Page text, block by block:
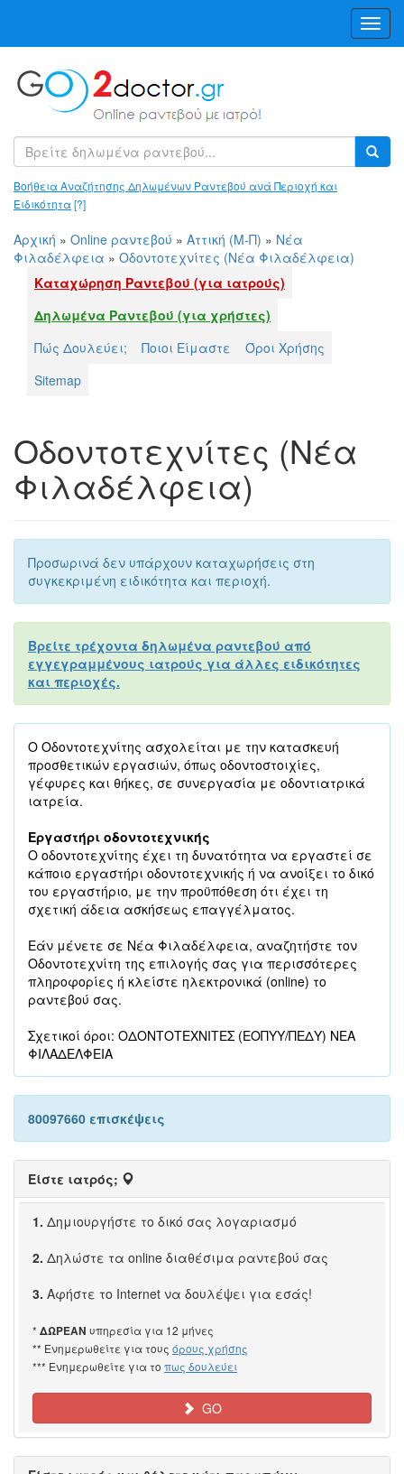
Βοήθεια Αναζήτησης Δηλωμένων Ραντεβού ανά Περιοχή και
Ειδικότητα[?]
Αρχική » Online ραντεβού » Αττική (Μ-Π) » Νέα
Φιλαδέλφεια » Οδοντοτεχνίτες (Νέα Φιλαδέλφεια)
Καταχώρηση Ραντεβού (για ιατρούς)
Δηλωμένα Ραντεβού (για χρήστες)
Πώς Δουλεύει;
Ποιοι Είμαστε
Όροι Χρήσης
Sitemap
Οδοντοτεχνίτες (Νέα
Φιλαδέλφεια)
Προσωρινά δεν υπάρχουν καταχωρήσεις στη
συγκεκριμένη ειδικότητα και περιοχή.
Βρείτε τρέχοντα δηλωμένα ραντεβού από
εγγεγραμμένους ιατρούς για άλλες ειδικότητες
και περιοχές.
Ο Οδοντοτεχνίτης ασχολείται με την κατασκευή
προσθετικών εργασιών, όπως οδοντοστοιχίες,
γέφυρες και θήκες, σε συνεργασία με οδοντιατρικά
ιατρεία.
Εργαστήρι οδοντοτεχνικής
Ο οδοντοτεχνίτης έχει τη δυνατότητα να εργαστεί σε
κάποιο εργαστήρι οδοντοτεχνικής ή να ανοίξει το δικό
του εργαστήριο, με την προϋπόθεση ότι έχει τη
σχετική άδεια ασκήσεως επαγγέλματος.
Εάν μένετε σε Νέα Φιλαδέλφεια, αναζητήστε τον
Οδοντοτεχνίτη της επιλογής σας για περισσότερες
πληροφορίες ή κλείστε ηλεκτρονικά (online) το
ραντεβού σας.
Σχετικοί όροι: ΟΔΟΝΤΟΤΕΧΝΙΤΕΣ (ΕΟΠΥΥ/ΠΕΔΥ) ΝΕΑ
ΦΙΛΑΔΕΛΦΕΙΑ
80097660 επισκέψεις
Είστε ιατρός;
1. Δημιουργήστε το δικό σας λογαριασμό
2. Δηλώστε τα online διαθέσιμα ραντεβού σας
3. Αφήστε το Internet να δουλέψει για εσάς!
* ΔΩΡΕΑΝ υπηρεσία για 12 μήνες
** Ενημερωθείτε για τους όρους χρήσης
*** Ενημερωθείτε για το πως δουλεύει
GO